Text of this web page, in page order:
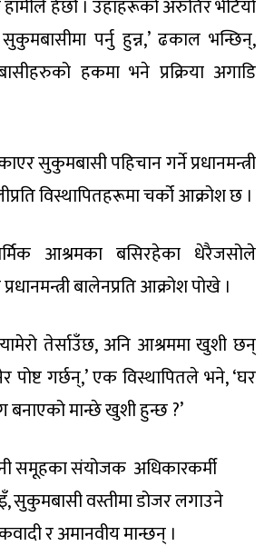
हेर्छौ । उहाँहरूको अरुतिर भेटियो
पर्नु हुन्न,’ ढकाल भन्छिन्,
हकमा भने प्रक्रिया अगाडि
सुकुमबासी पहिचान गर्ने प्रधानमन्त्री
विस्थापितहरूमा चर्को आक्रोश छ ।
आश्रमका बसिरहेका धेरैजसोले
बालेनप्रति आक्रोश पोखे ।
तेर्साउँछ, अनि आश्रममा खुशी छन्
गर्छन्,’ एक विस्थापितले भने, ‘घर
बनाएको मान्छे खुशी हुन्छ ?’
समूहका संयोजक अधिकारकर्मी
सुकुमबासी वस्तीमा डोजर लगाउने
र अमानवीय मान्छन् ।